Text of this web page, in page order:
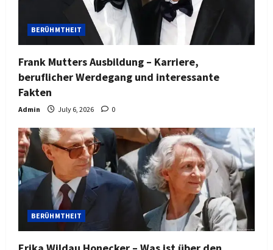
BERÜHMTHEIT
Frank Mutters Ausbildung – Karriere,
beruflicher Werdegang und interessante
Fakten
Admin July 6, 2026 0
BERÜHMTHEIT